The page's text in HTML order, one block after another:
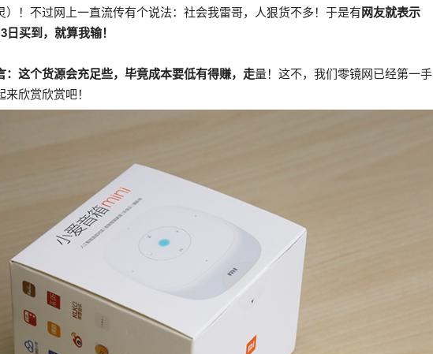
）！不过网上一直流传有个说法：社会我雷哥，人狠货不多！于是有 网友就表示
买到，就算我输！
：这个货源会充足些，毕竟成本要低有得赚，走量！这不，我们零镜网已经第一手
欣赏欣赏吧！